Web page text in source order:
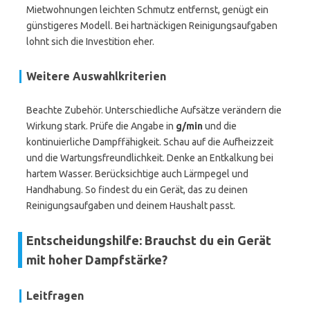
Mietwohnungen leichten Schmutz entfernst, genügt ein
günstigeres Modell. Bei hartnäckigen Reinigungsaufgaben
lohnt sich die Investition eher.
Weitere Auswahlkriterien
Beachte Zubehör. Unterschiedliche Aufsätze verändern die
Wirkung stark. Prüfe die Angabe in g/minund die
kontinuierliche Dampffähigkeit. Schau auf die Aufheizzeit
und die Wartungsfreundlichkeit. Denke an Entkalkung bei
hartem Wasser. Berücksichtige auch Lärmpegel und
Handhabung. So findest du ein Gerät, das zu deinen
Reinigungsaufgaben und deinem Haushalt passt.
Entscheidungshilfe: Brauchst du ein Gerät
mit hoher Dampfstärke?
Leitfragen